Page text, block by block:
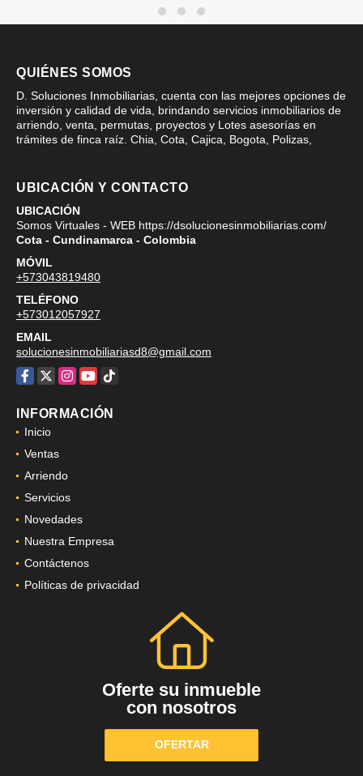
QUIÉNES SOMOS
D. Soluciones Inmobiliarias, cuenta con las mejores opciones de
inversión y calidad de vida, brindando servicios inmobiliarios de
arriendo, venta, permutas, proyectos y Lotes asesorías en
trámites de finca raíz. Chia, Cota, Cajica, Bogota, Polizas,
UBICACIÓN Y CONTACTO
UBICACIÓN
Somos Virtuales - WEB https://dsolucionesinmobiliarias.com/
Cota - Cundinamarca - Colombia
MÓVIL
+573043819480
TELÉFONO
+573012057927
EMAIL
solucionesinmobiliariasd8@gmail.com
Facebook
X Instagram
YouTube
TikTok
INFORMACIÓN
Inicio
Ventas
Arriendo
Servicios
Novedades
Nuestra Empresa
Contáctenos
Políticas de privacidad
Oferte su inmueble
con nosotros
OFERTAR